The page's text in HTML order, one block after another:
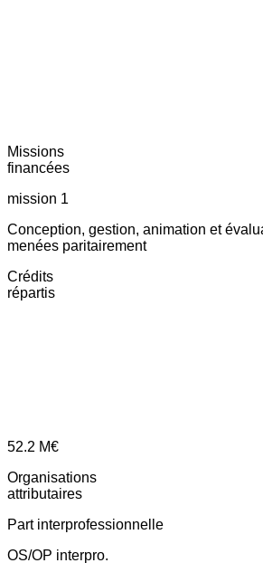
Missions
financées
mission 1
Conception, gestion, animation et
menées paritairement
Crédits
répartis
52.2 M€
Organisations
attributaires
Part interprofessionnelle
OS/OP interpro.